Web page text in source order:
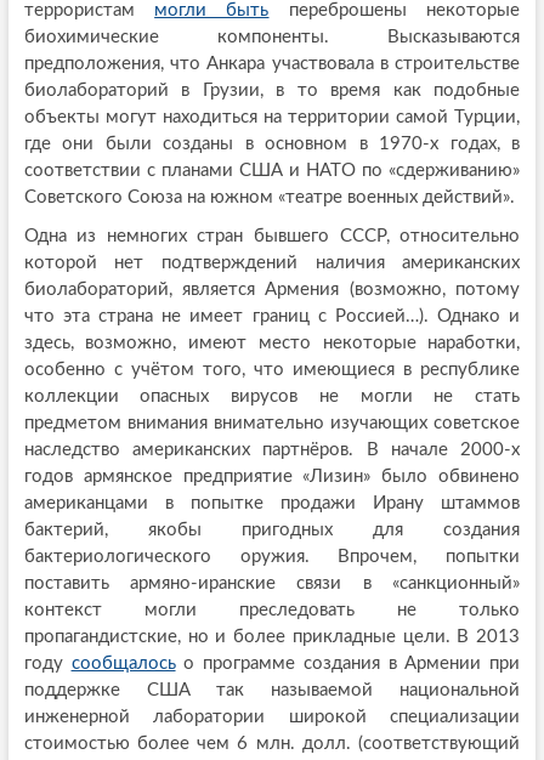
террористам могли быть переброшены некоторые
биохимические компоненты. Высказываются
предположения, что Анкара участвовала в строительстве
биолабораторий в Грузии, в то время как подобные
объекты могут находиться на территории самой Турции,
где они были созданы в основном в 1970-х годах, в
соответствии с планами США и НАТО по «сдерживанию»
Советского Союза на южном «театре военных действий».
Одна из немногих стран бывшего СССР, относительно
которой нет подтверждений наличия американских
биолабораторий, является Армения (возможно, потому
что эта страна не имеет границ с Россией…). Однако и
здесь, возможно, имеют место некоторые наработки,
особенно с учётом того, что имеющиеся в республике
коллекции опасных вирусов не могли не стать
предметом внимания внимательно изучающих советское
наследство американских партнёров. В начале 2000-х
годов армянское предприятие «Лизин» было обвинено
американцами в попытке продажи Ирану штаммов
бактерий, якобы пригодных для создания
бактериологического оружия. Впрочем, попытки
поставить армяно-иранские связи в «санкционный»
контекст могли преследовать не только
пропагандистские, но и более прикладные цели. В 2013
году сообщалосьо программе создания в Армении при
поддержке США так называемой национальной
инженерной лаборатории широкой специализации
стоимостью более чем 6 млн. долл. (соответствующий